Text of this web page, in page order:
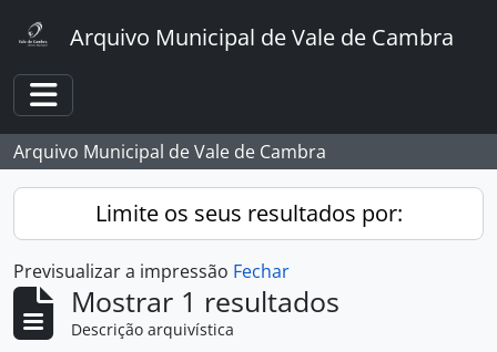
Arquivo Municipal de Vale de Cambra
Toggle navigation
Arquivo Municipal de Vale de Cambra
Limite os seus resultados por:
Previsualizar a impressão Fechar
Mostrar 1 resultados
Descrição arquivística